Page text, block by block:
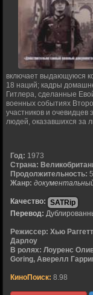
включает выдающуюся
18 наций; кадры
Гитлера, сделанные
военных событиях
участников и
людей, оказавшихся за
Год: 1973
Страна:
Продолжительность:
Жанр:
Качество: SATRip
Перевод:
Режиссер: Хью
Дарлоу
В ролях: Лоуренс
Goring, Аверелл
КиноПоиск: 8.98